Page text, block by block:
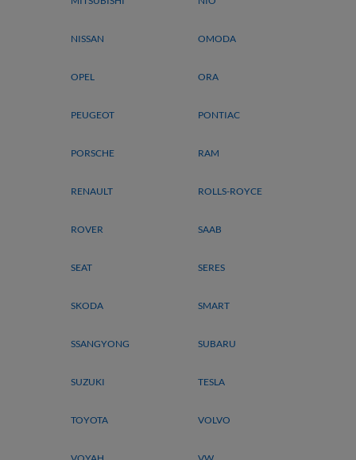
NISSAN OMODA
OPEL ORA
PEUGEOT PONTIAC
PORSCHE RAM
RENAULT ROLLS-ROYCE
ROVER SAAB
SEAT SERES
SKODA SMART
SSANGYONG SUBARU
SUZUKI TESLA
TOYOTA VOLVO